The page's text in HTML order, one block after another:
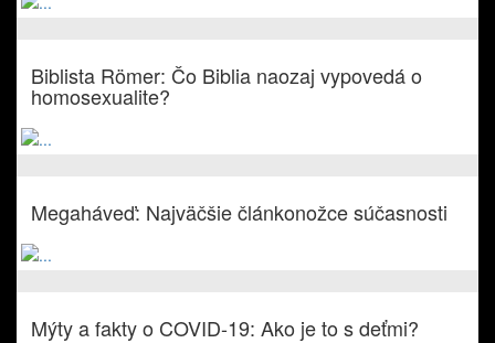
Biblista Römer: Čo Biblia naozaj vypovedá o
homosexualite?
Megaháveď: Najväčšie článkonožce súčasnosti
Mýty a fakty o COVID-19: Ako je to s deťmi?